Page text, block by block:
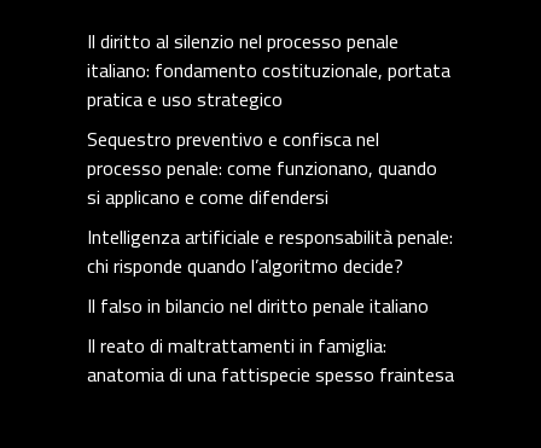
Il diritto al silenzio nel processo penale
italiano: fondamento costituzionale, portata
pratica e uso strategico
Sequestro preventivo e confisca nel
processo penale: come funzionano, quando
si applicano e come difendersi
Intelligenza artificiale e responsabilità penale:
chi risponde quando l’algoritmo decide?
Il falso in bilancio nel diritto penale italiano
Il reato di maltrattamenti in famiglia:
anatomia di una fattispecie spesso fraintesa